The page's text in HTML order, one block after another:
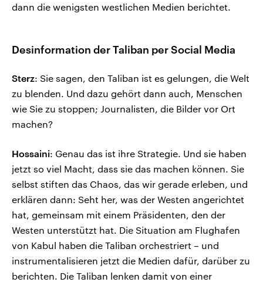
dann die wenigsten westlichen Medien berichtet.
Desinformation der Taliban per Social Media
Sterz: Sie sagen, den Taliban ist es gelungen, die Welt
zu blenden. Und dazu gehört dann auch, Menschen
wie Sie zu stoppen; Journalisten, die Bilder vor Ort
machen?
Hossaini: Genau das ist ihre Strategie. Und sie haben
jetzt so viel Macht, dass sie das machen können. Sie
selbst stiften das Chaos, das wir gerade erleben, und
erklären dann: Seht her, was der Westen angerichtet
hat, gemeinsam mit einem Präsidenten, den der
Westen unterstützt hat. Die Situation am Flughafen
von Kabul haben die Taliban orchestriert – und
instrumentalisieren jetzt die Medien dafür, darüber zu
berichten. Die Taliban lenken damit von einer